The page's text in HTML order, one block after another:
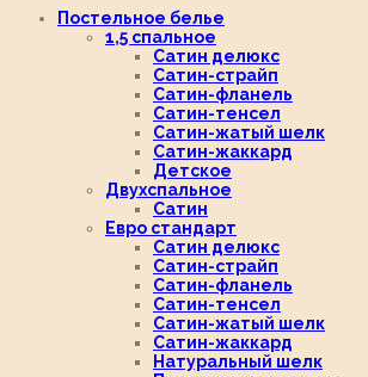
Постельное белье
1,5 спальное
Сатин делюкс
Сатин-страйп
Сатин-фланель
Сатин-тенсел
Сатин-жатый шелк
Сатин-жаккард
Детское
Двухспальное
Сатин
Евро стандарт
Сатин делюкс
Сатин-страйп
Сатин-фланель
Сатин-тенсел
Сатин-жатый шелк
Сатин-жаккард
Натуральный шелк